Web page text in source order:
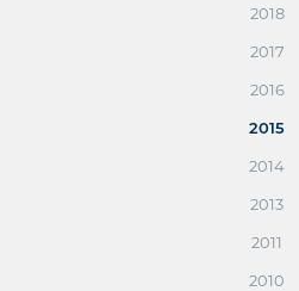
2018
2017
2016
2015
2014
2013
2011
2010